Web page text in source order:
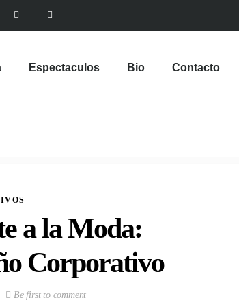
Espectaculos Bio Contacto
a la Moda:
Corporativo
Be first to comment